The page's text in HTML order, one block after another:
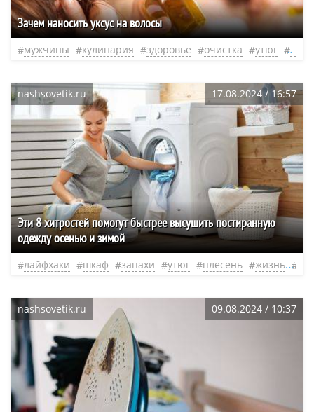
Зачем наносить уксус на волосы
мужчины кулинария здоровье очистка утюг нео
nashsovetik.ru 17.08.2024 / 16:57
Эти 8 хитростей помогут быстрее высушить постиранную
одежду осенью и зимой
лайфхаки шкаф запахи утюг плесень жизнь
nashsovetik.ru 09.08.2024 / 10:37